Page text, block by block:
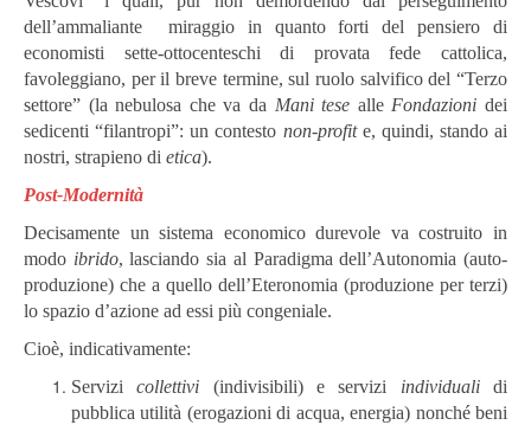
dell’ammaliante miraggio in quanto forti del pensiero di
economisti sette-ottocenteschi di provata fede cattolica,
favoleggiano, per il breve termine, sul ruolo salvifico del “Terzo
settore” (la nebulosa che va da Mani tese alle Fondazioni dei
sedicenti “filantropi”: un contesto non-profite, quindi, stando ai
nostri, strapieno di etica).
Post-Modernità
Decisamente un sistema economico durevole va costruito in
modo ibrido, lasciando sia al Paradigma dell’Autonomia (auto-
produzione) che a quello dell’Eteronomia (produzione per terzi)
lo spazio d’azione ad essi più congeniale.
Cioè, indicativamente:
Servizicollettivi (indivisibili) e servizi individualidi
pubblica utilità (erogazioni di acqua, energia) nonché beni